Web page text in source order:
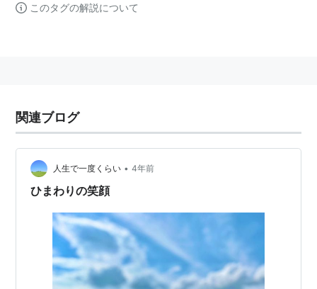
このタグの解説について
関連ブログ
人生で一度くらい • 4年前
ひまわりの笑顔